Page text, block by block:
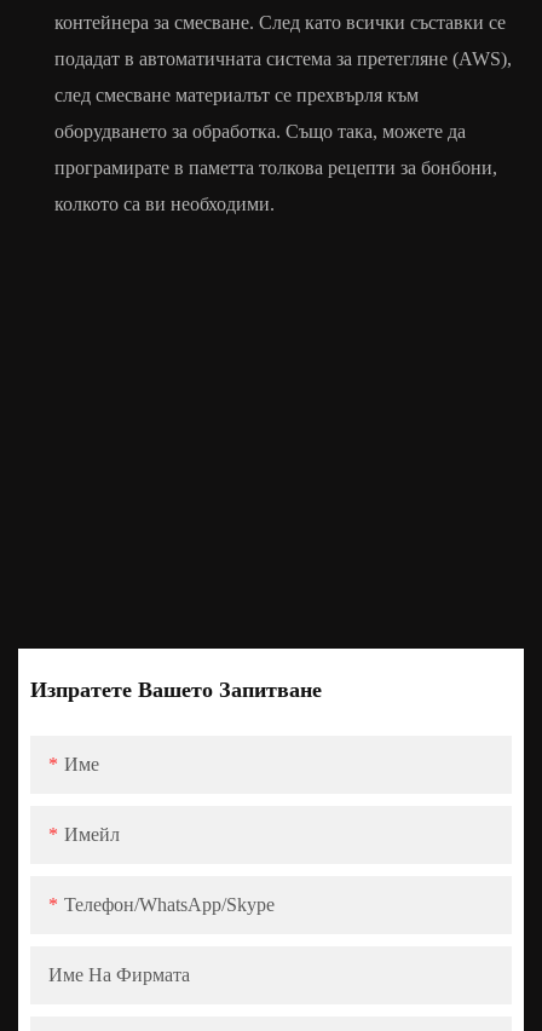
Изпратете Вашето Запитване
Име
Имейл
Телефон/WhatsApp/Skype
Име На Фирмата
контейнера за смесване. След като всички съставки се
подадат в автоматичната система за претегляне (AWS),
след смесване материалът се прехвърля към
оборудването за обработка. Също така, можете да
програмирате в паметта толкова рецепти за бонбони,
колкото са ви необходими.